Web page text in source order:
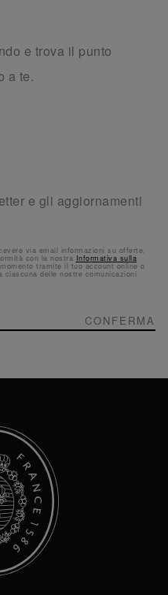
e trova il punto
a te.
e gli aggiornamenti
via email informazioni su offerte,
con la nostra Informativa sulla
tramite il tuo account online o
delle nostre comunicazioni
CONFERMA